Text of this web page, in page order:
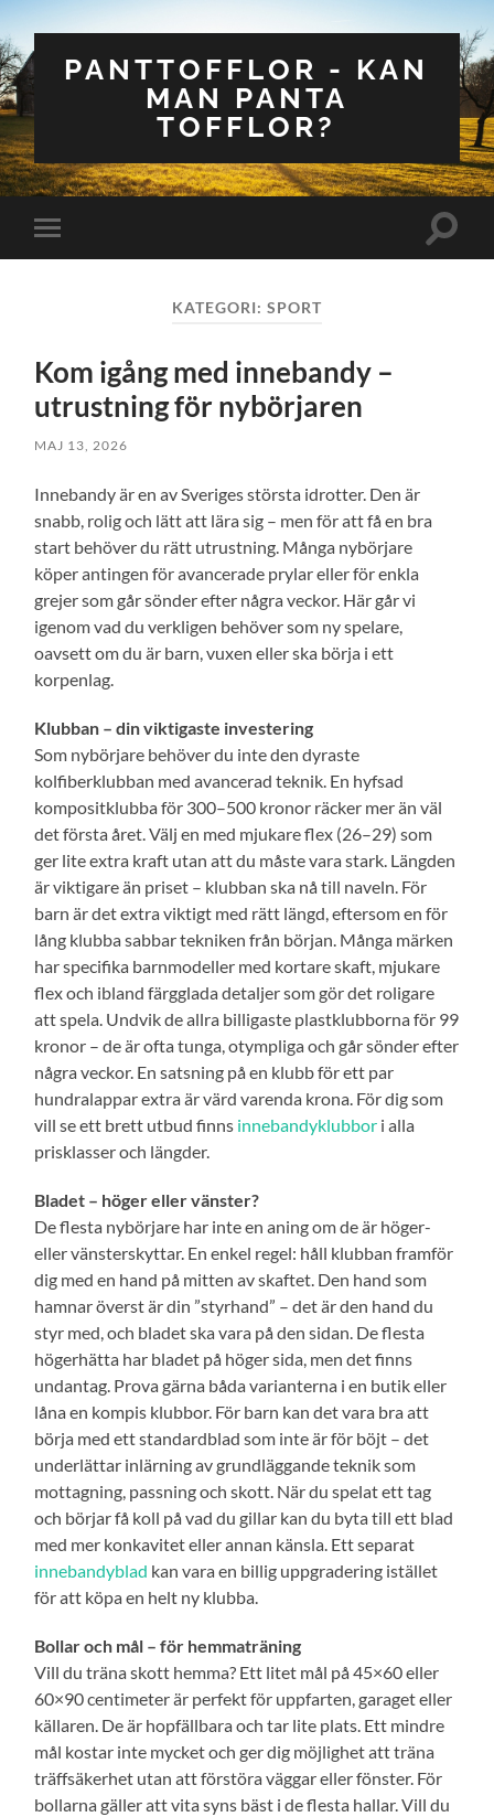
PANTTOFFLOR - KAN
MAN PANTA
TOFFLOR?
på/av
Slå
KATEGORI: SPORT
Kom igång med innebandy –
utrustning för nybörjaren
MAJ 13, 2026
Innebandy är en av Sveriges största idrotter. Den är
snabb, rolig och lätt att lära sig – men för att få en bra
start behöver du rätt utrustning. Många nybörjare
köper antingen för avancerade prylar eller för enkla
grejer som går sönder efter några veckor. Här går vi
igenom vad du verkligen behöver som ny spelare,
oavsett om du är barn, vuxen eller ska börja i ett
korpenlag.
Klubban – din viktigaste investering
Som nybörjare behöver du inte den dyraste
kolfiberklubban med avancerad teknik. En hyfsad
kompositklubba för 300–500 kronor räcker mer än väl
det första året. Välj en med mjukare flex (26–29) som
ger lite extra kraft utan att du måste vara stark. Längden
är viktigare än priset – klubban ska nå till naveln. För
barn är det extra viktigt med rätt längd, eftersom en för
lång klubba sabbar tekniken från början. Många märken
har specifika barnmodeller med kortare skaft, mjukare
flex och ibland färgglada detaljer som gör det roligare
att spela. Undvik de allra billigaste plastklubborna för 99
kronor – de är ofta tunga, otympliga och går sönder efter
några veckor. En satsning på en klubb för ett par
hundralappar extra är värd varenda krona. För dig som
vill se ett brett utbud finns innebandyklubbor i alla
prisklasser och längder.
Bladet – höger eller vänster?
De flesta nybörjare har inte en aning om de är höger-
eller vänsterskyttar. En enkel regel: håll klubban framför
dig med en hand på mitten av skaftet. Den hand som
hamnar överst är din ”styrhand” – det är den hand du
styr med, och bladet ska vara på den sidan. De flesta
högerhätta har bladet på höger sida, men det finns
undantag. Prova gärna båda varianterna i en butik eller
låna en kompis klubbor. För barn kan det vara bra att
börja med ett standardblad som inte är för böjt – det
underlättar inlärning av grundläggande teknik som
mottagning, passning och skott. När du spelat ett tag
och börjar få koll på vad du gillar kan du byta till ett blad
med mer konkavitet eller annan känsla. Ett separat
innebandyblad kan vara en billig uppgradering istället
för att köpa en helt ny klubba.
Bollar och mål – för hemmaträning
Vill du träna skott hemma? Ett litet mål på 45×60 eller
60×90 centimeter är perfekt för uppfarten, garaget eller
källaren. De är hopfällbara och tar lite plats. Ett mindre
mål kostar inte mycket och ger dig möjlighet att träna
träffsäkerhet utan att förstöra väggar eller fönster. För
bollarna gäller att vita syns bäst i de flesta hallar. Vill du